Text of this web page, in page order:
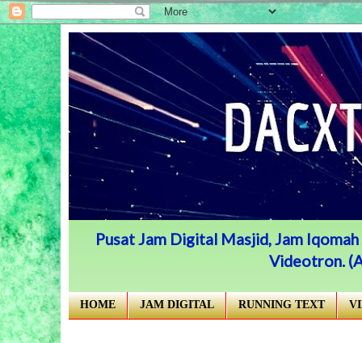
Pusat Jam Digital Masjid, Jam
Videotron.
HOME JAM DIGITAL RUNNING TEXT